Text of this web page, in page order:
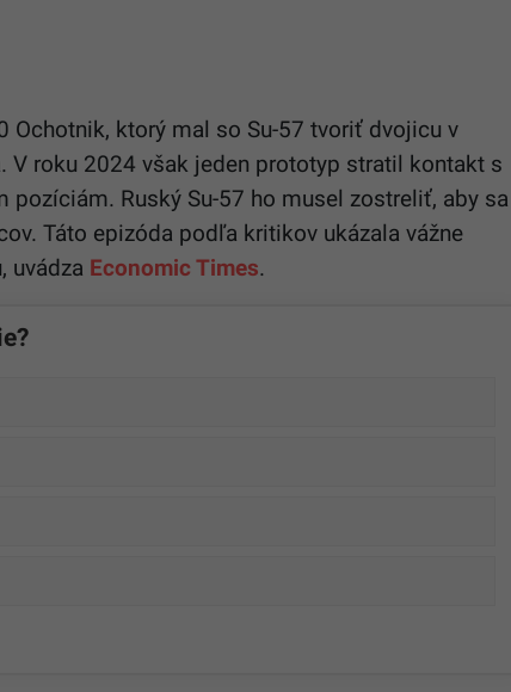
Ochotnik, ktorý mal so Su-57 tvoriť dvojicu v
V roku 2024 však jeden prototyp stratil kontakt s
Ruský Su-57 ho musel zostreliť, aby sa
Táto epizóda podľa kritikov ukázala vážne
uvádza Economic Times.